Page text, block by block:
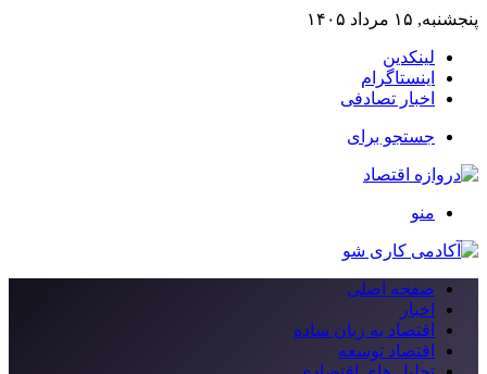
پنجشنبه, ۱۵ مرداد ۱۴۰۵
لینکدین
اینستاگرام
اخبار تصادفی
جستجو برای
منو
صفحه اصلی
اخبار
اقتصاد به زبان ساده
اقتصاد توسعه